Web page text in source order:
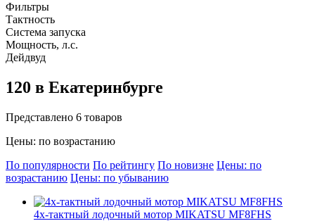
Фильтры
Тактность
Система запуска
Мощность, л.с.
Дейдвуд
120 в Екатеринбурге
Представлено 6 товаров
Цены: по возрастанию
По популярности По рейтингу По новизне Цены: по
возрастанию Цены: по убыванию
4х-тактный лодочный мотор MIKATSU MF8FHS